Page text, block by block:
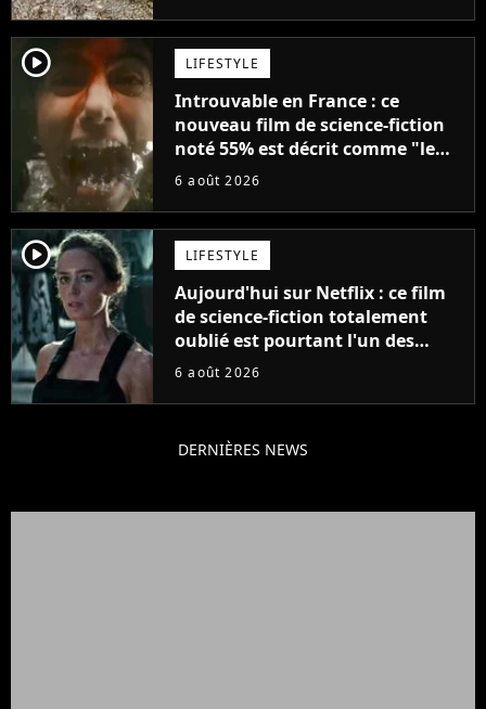
player2 LIFESTYLE
Introuvable en France : ce
nouveau film de science-fiction
noté 55% est décrit comme "le
plus stupide de l'année"
6 août 2026
player2 LIFESTYLE
Aujourd'hui sur Netflix : ce film
de science-fiction totalement
oublié est pourtant l'un des
meilleurs des années 2010
6 août 2026
DERNIÈRES NEWS